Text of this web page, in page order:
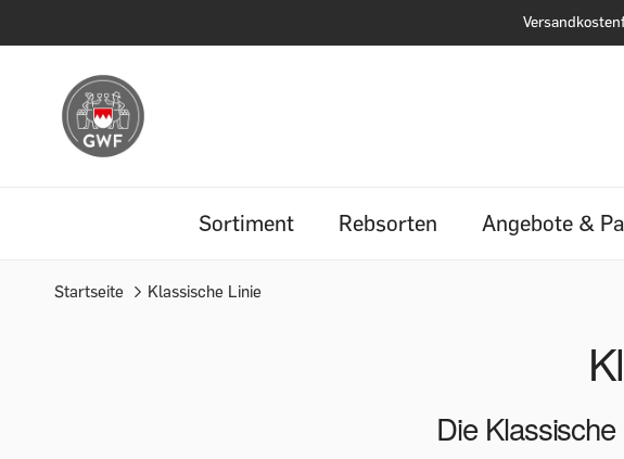
Sortiment Rebsorten Angebote &
Startseite Klassische Linie
Die